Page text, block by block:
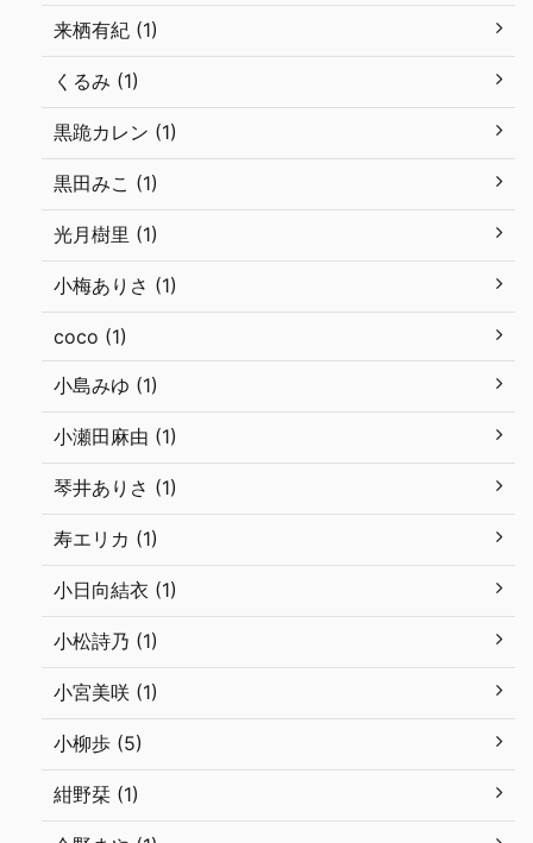
来栖有紀 (1)
くるみ (1)
黒跪カレン (1)
黒田みこ (1)
光月樹里 (1)
小梅ありさ (1)
coco (1)
小島みゆ (1)
小瀬田麻由 (1)
琴井ありさ (1)
寿エリカ (1)
小日向結衣 (1)
小松詩乃 (1)
小宮美咲 (1)
小柳歩 (5)
紺野栞 (1)